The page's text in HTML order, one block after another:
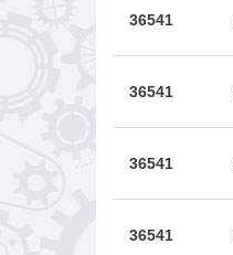
36541
36541
36541
36541